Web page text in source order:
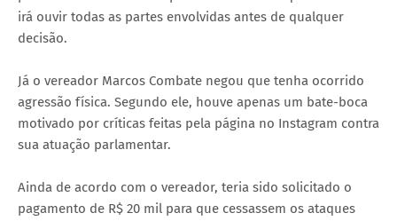
irá ouvir todas as partes envolvidas antes de qualquer
decisão.
Já o vereador Marcos Combate negou que tenha ocorrido
agressão física. Segundo ele, houve apenas um bate-boca
motivado por críticas feitas pela página no Instagram contra
sua atuação parlamentar.
Ainda de acordo com o vereador, teria sido solicitado o
pagamento de R$ 20 mil para que cessassem os ataques